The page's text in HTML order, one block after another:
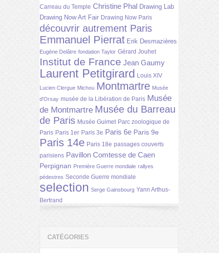
Carreau du Temple Christine Phal Drawing Lab
Drawing Now Art Fair Drawing Now Paris
découvrir autrement Paris
Emmanuel Pierrat Erik Desmazières
Eugène Delâtre fondation Taylor Gérard Jouhet
Institut de France Jean Gaumy
Laurent Petitgirard Louis XIV
Lucien Clergue Michou Montmartre Musée
d'Orsay musée de la Libération de Paris Musée
de Montmartre Musée du Barreau
de Paris Musée Guimet Parc zoologique de
Paris Paris 1er Paris 3e Paris 6e Paris 9e
Paris 14e Paris 18e passages couverts
parisiens Pavillon Comtesse de Caen
Perpignan Première Guerre mondiale rallyes
pédestres Seconde Guerre mondiale
selection Serge Gainsbourg Yann Arthus-
Bertrand
CATÉGORIES